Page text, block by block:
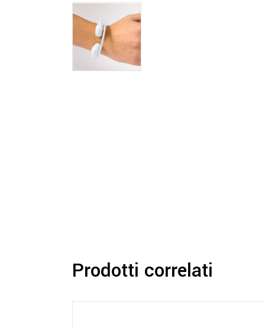
Prodotti correlati